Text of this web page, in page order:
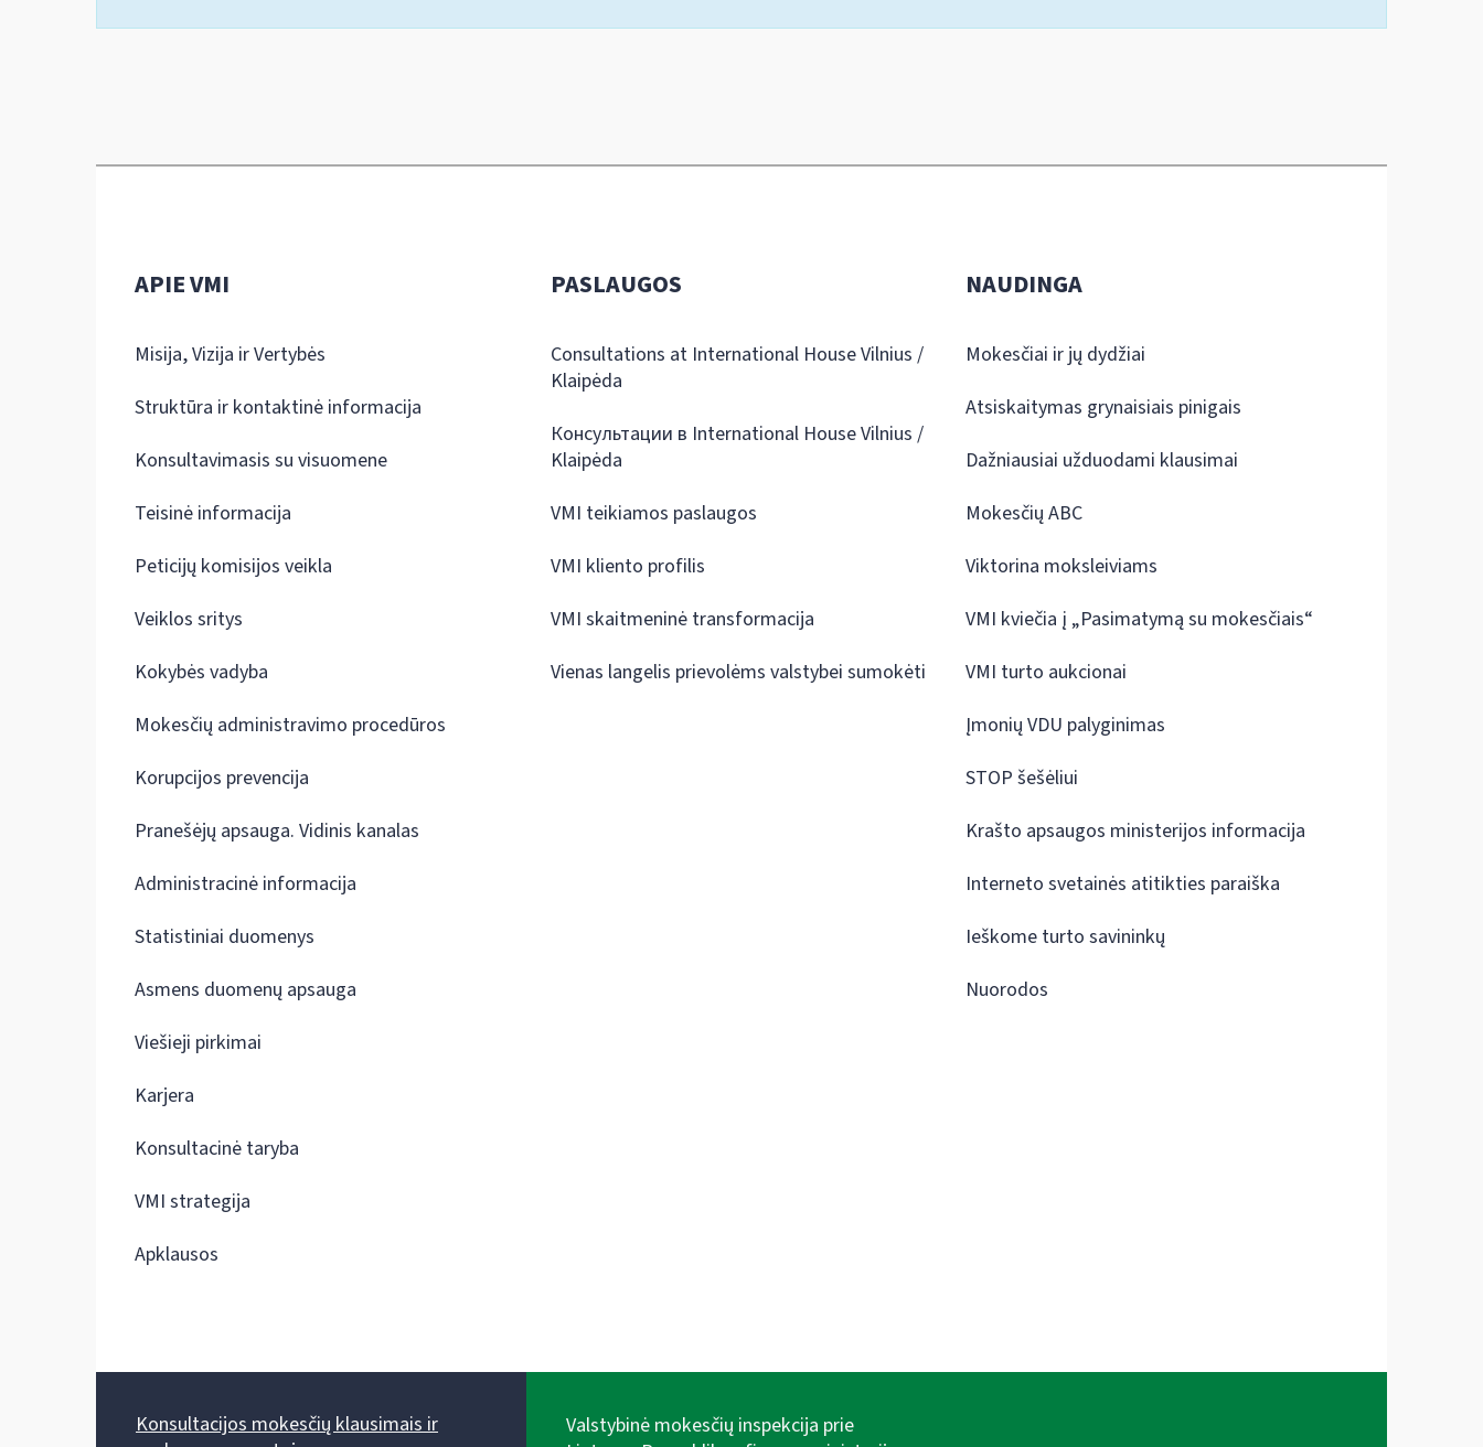
APIE VMI
Misija, Vizija ir Vertybės
Struktūra ir kontaktinė informacija
Konsultavimasis su visuomene
Teisinė informacija
Peticijų komisijos veikla
Veiklos sritys
Kokybės vadyba
Mokesčių administravimo procedūros
Korupcijos prevencija
Pranešėjų apsauga. Vidinis kanalas
Administracinė informacija
Statistiniai duomenys
Asmens duomenų apsauga
Viešieji pirkimai
Karjera
Konsultacinė taryba
VMI strategija
Apklausos
PASLAUGOS
Consultations at International House Vilnius /
Klaipėda
Консультации в International House Vilnius /
Klaipėda
VMI teikiamos paslaugos
VMI kliento profilis
VMI skaitmeninė transformacija
Vienas langelis prievolėms valstybei sumokėti
NAUDINGA
Mokesčiai ir jų dydžiai
Atsiskaitymas grynaisiais pinigais
Dažniausiai užduodami klausimai
Mokesčių ABC
Viktorina moksleiviams
VMI kviečia į „Pasimatymą su mokesčiais“
VMI turto aukcionai
Įmonių VDU palyginimas
STOP šešėliui
Krašto apsaugos ministerijos informacija
Interneto svetainės atitikties paraiška
Ieškome turto savininkų
Nuorodos
Konsultacijos mokesčių klausimais ir
Valstybinė mokesčių inspekcija prie